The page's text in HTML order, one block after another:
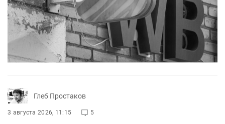
Глеб Простаков
3 августа 2026, 11:15 5